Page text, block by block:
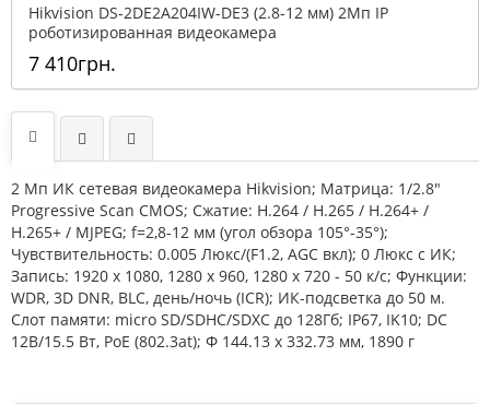
Hikvision DS-2DE2A204IW-DE3 (2.8-12 мм) 2Мп IP
роботизированная видеокамера
7 410грн.
2 Мп ИК сетевая видеокамера Hikvision; Матрица: 1/2.8"
Progressive Scan CMOS; Сжатие: H.264 / Н.265 / H.264+ /
Н.265+ / MJPEG; f=2,8-12 мм (угол обзора 105°-35°);
Чувствительность: 0.005 Люкс/(F1.2, AGC вкл); 0 Люкс с ИК;
Запись: 1920 x 1080, 1280 х 960, 1280 х 720 - 50 к/с; Функции:
WDR, 3D DNR, BLC, день/ночь (ICR); ИК-подсветка до 50 м.
Слот памяти: micro SD/SDHC/SDXC до 128Гб; IP67, IK10; DC
12В/15.5 Вт, PoE (802.3at); Ф 144.13 х 332.73 мм, 1890 г